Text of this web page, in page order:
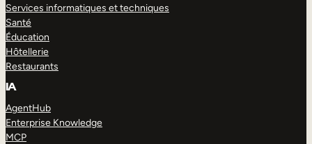
Services informatiques et techniques
Santé
Éducation
Hôtellerie
Restaurants
IA
AgentHub
Enterprise Knowledge
MCP